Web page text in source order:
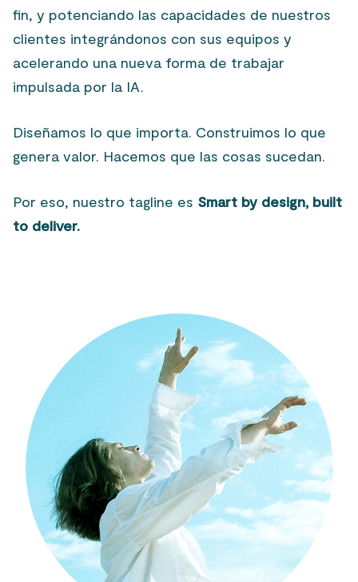
fin, y potenciando las capacidades de nuestros
clientes integrándonos con sus equipos y
acelerando una nueva forma de trabajar
impulsada por la IA.
Diseñamos lo que importa. Construimos lo que
genera valor. Hacemos que las cosas sucedan.
Por eso, nuestro tagline es Smart by design, built
to deliver.